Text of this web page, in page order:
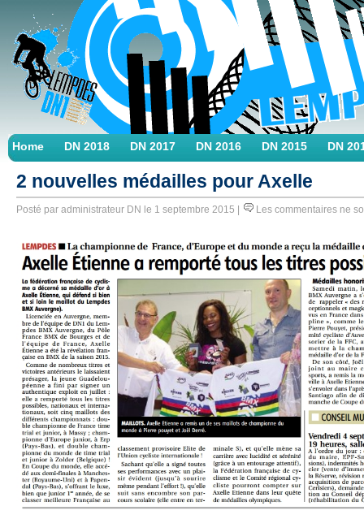
Home DN 2018 DN 2017 DN 2016 DN 2015 DN
2 nouvelles médailles pour Axelle
Posté par administrateur DN le 1 septembre 2015 | Les commentaires ne